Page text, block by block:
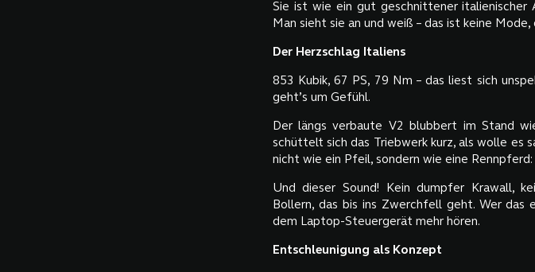
Sie ist wie ein gut geschnittener italienischer
Man sieht sie an und weiß – das ist keine Mode,
Der Herzschlag Italiens
853 Kubik, 67 PS, 79 Nm – das liest sich
geht’s um Gefühl.
Der längs verbaute V2 blubbert im Stand
schüttelt sich das Triebwerk kurz, als wolle es
nicht wie ein Pfeil, sondern wie eine
Und dieser Sound! Kein dumpfer Krawall,
Bollern, das bis ins Zwerchfell geht. Wer das
dem Laptop-Steuergerät mehr hören.
Entschleunigung als Konzept